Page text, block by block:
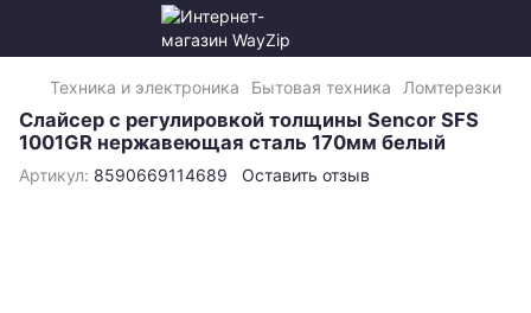
Техника и электроника Бытовая техника Ломтерезки
Слайсер с регулировкой толщины Sencor SFS
1001GR нержавеющая сталь 170мм белый
Артикул: 8590669114689 Оставить отзыв